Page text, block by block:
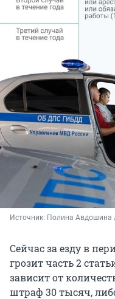
Источник: Полина Авдошина
Сейчас за езду в
грозит часть 2
зависит от
штраф 30 тысяч,